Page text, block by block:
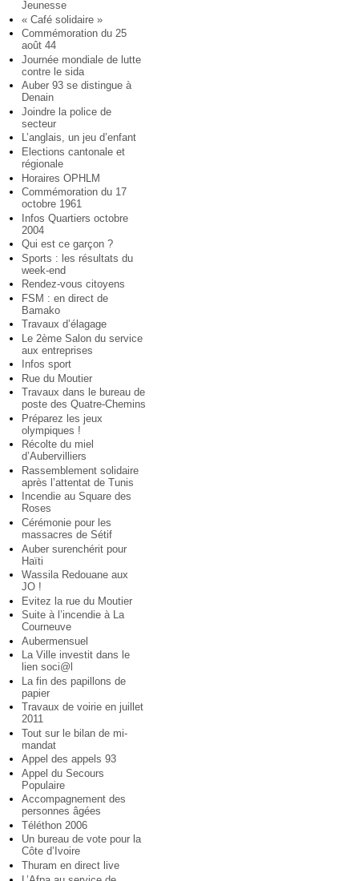
Jeunesse
« Café solidaire »
Commémoration du 25
août 44
Journée mondiale de lutte
contre le sida
Auber 93 se distingue à
Denain
Joindre la police de
secteur
L’anglais, un jeu d’enfant
Elections cantonale et
régionale
Horaires OPHLM
Commémoration du 17
octobre 1961
Infos Quartiers octobre
2004
Qui est ce garçon ?
Sports : les résultats du
week-end
Rendez-vous citoyens
FSM : en direct de
Bamako
Travaux d’élagage
Le 2ème Salon du service
aux entreprises
Infos sport
Rue du Moutier
Travaux dans le bureau de
poste des Quatre-Chemins
Préparez les jeux
olympiques !
Récolte du miel
d’Aubervilliers
Rassemblement solidaire
après l’attentat de Tunis
Incendie au Square des
Roses
Cérémonie pour les
massacres de Sétif
Auber surenchérit pour
Haïti
Wassila Redouane aux
JO !
Evitez la rue du Moutier
Suite à l’incendie à La
Courneuve
Aubermensuel
La Ville investit dans le
lien soci@l
La fin des papillons de
papier
Travaux de voirie en juillet
2011
Tout sur le bilan de mi-
mandat
Appel des appels 93
Appel du Secours
Populaire
Accompagnement des
personnes âgées
Téléthon 2006
Un bureau de vote pour la
Côte d’Ivoire
Thuram en direct live